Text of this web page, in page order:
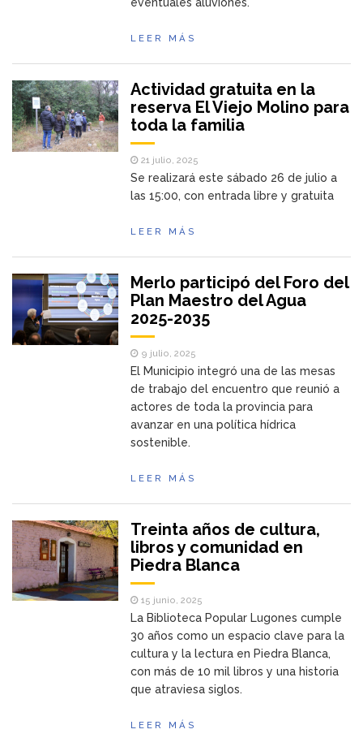
eventuales aluviones.
LEER MÁS
Actividad gratuita en la
reserva El Viejo Molino para
toda la familia
21 julio, 2025
Se realizará este sábado 26 de julio a
las 15:00, con entrada libre y gratuita
LEER MÁS
Merlo participó del Foro del
Plan Maestro del Agua
2025-2035
9 julio, 2025
El Municipio integró una de las mesas
de trabajo del encuentro que reunió a
actores de toda la provincia para
avanzar en una política hídrica
sostenible.
LEER MÁS
Treinta años de cultura,
libros y comunidad en
Piedra Blanca
15 junio, 2025
La Biblioteca Popular Lugones cumple
30 años como un espacio clave para la
cultura y la lectura en Piedra Blanca,
con más de 10 mil libros y una historia
que atraviesa siglos.
LEER MÁS